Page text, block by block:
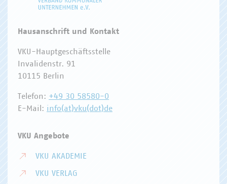
Hausanschrift und Kontakt
VKU-Hauptgeschäftsstelle
Invalidenstr. 91
10115 Berlin
Telefon: +49 30 58580-0
E-Mail: info(at)vku(dot)de
VKU Angebote
VKU AKADEMIE
VKU VERLAG